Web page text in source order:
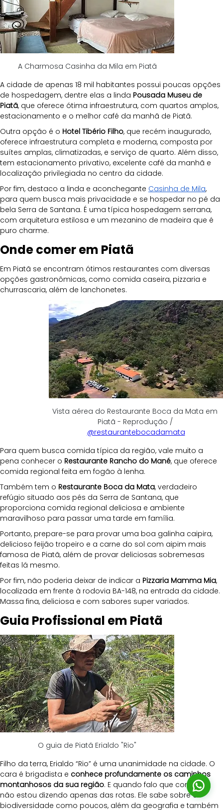
A Charmosa Casinha da Mila em Piatã
A cidade de apenas 18 mil habitantes possui poucas opções
de hospedagem, dentre elas a linda Pousada Museu de
Piatã, que oferece ótima infraestrutura, com quartos amplos,
estacionamento e o melhor café da manhã de Piatã.
Outra opção é o Hotel Tibério Filho, que recém inaugurado,
oferece infraestrutura completa e moderna, composta por
suítes amplas, climatizadas, e serviço de quarto. Além disso,
tem estacionamento privativo, excelente café da manhã e
localização privilegiada no centro da cidade.
Por fim, destaco a linda e aconchegante Casinha de Mila,
para quem busca mais privacidade e se hospedar no pé da
bela Serra de Santana. É uma típica hospedagem serrana,
com arquitetura estilosa e um mezanino de madeira que é
puro charme.
Onde comer em Piatã
Em Piatã se encontram ótimos restaurantes com diversas
opções gastronômicas, como comida caseira, pizzaria e
churrascaria, além de lanchonetes.
Vista aérea do Restaurante Boca da Mata em
Piatã - Reprodução /
@restaurantebocadamata
Para quem busca comida típica da região, vale muito a
pena conhecer o Restaurante Rancho do Mané, que oferece
comida regional feita em fogão à lenha.
Também tem o Restaurante Boca da Mata, verdadeiro
refúgio situado aos pés da Serra de Santana, que
proporciona comida regional deliciosa e ambiente
maravilhoso para passar uma tarde em família.
Portanto, prepare-se para provar uma boa galinha caipira,
delicioso feijão tropeiro e a carne do sol com aipim mais
famosa de Piatã, além de provar deliciosas sobremesas
feitas lá mesmo.
Por fim, não poderia deixar de indicar a Pizzaria Mamma Mia,
localizada em frente à rodovia BA-148, na entrada da cidade.
Massa fina, deliciosa e com sabores super variados.
Guia Profissional em Piatã
O guia de Piatã Erialdo "Rio"
Filho da terra, Erialdo “Rio” é uma unanimidade na cidade. O
cara é brigadista e conhece profundamente os caminhos
montanhosos da sua região. E quando falo que conhece,
não estou dizendo apenas das rotas. Ele sabe sobre a
biodiversidade como poucos, além da geografia e também